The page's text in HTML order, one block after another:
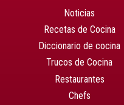
Noticias
Recetas de Cocina
Diccionario de cocina
Trucos de Cocina
Restaurantes
Chefs